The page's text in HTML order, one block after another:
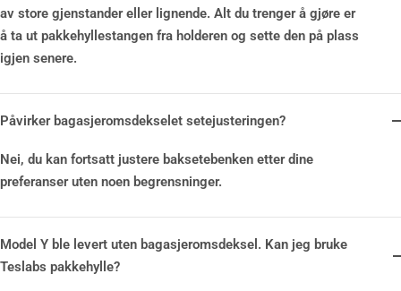
av store gjenstander eller lignende. Alt du trenger å gjøre er
å ta ut pakkehyllestangen fra holderen og sette den på plass
igjen senere.
Påvirker bagasjeromsdekselet setejusteringen?
Nei, du kan fortsatt justere baksetebenken etter dine
preferanser uten noen begrensninger.
Model Y ble levert uten bagasjeromsdeksel. Kan jeg bruke
Teslabs pakkehylle?